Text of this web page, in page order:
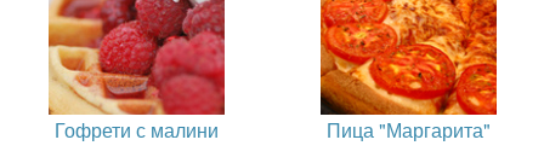
Гофрети с малини Пица "Маргарита"